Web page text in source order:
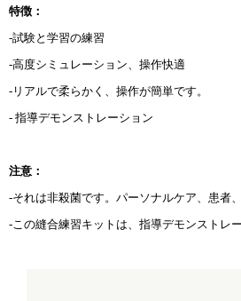
特徴：
-試験と学習の練習
-高度シミュレーション、操作快適
-リアルで柔らかく、操作が簡単です。
- 指導デモンストレーション
注意：
-それは非殺菌です。パーソナルケア、患者
-この縫合練習キットは、指導デモンストレ